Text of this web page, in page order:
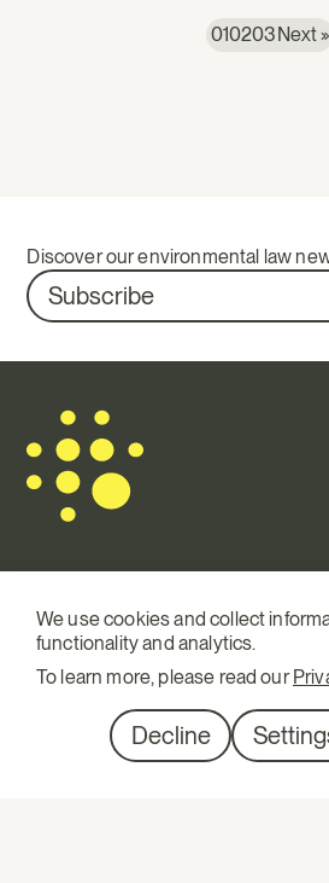
010203 Next »
Discover our environmental law
Subscribe
Mail.
info@terraqui.com
Tel.
+34 934 146 307
Diagonal 527, 1º 1ª
08029 Barcelona
SM Linkedin
We use cookies and collect
functionality and analytics.
To learn more, please read our
Decline